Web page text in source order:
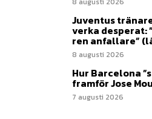
Juventus
verka desperat:
ren anfallare”
8 augusti 2026
Hur Barcelona
framför Jose
7 augusti 2026